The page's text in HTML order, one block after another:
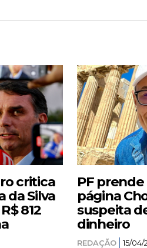
critica
da Silva
812
PF
página
suspeita
dinheiro
REDAÇÃO 15/04/